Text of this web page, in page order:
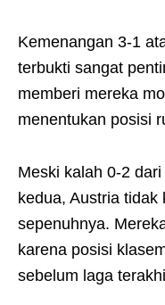
Kemenangan 3-1
terbukti sangat
memberi mereka
menentukan posisi
Meski kalah 0-2
kedua, Austria tidak
sepenuhnya.
karena posisi
sebelum laga